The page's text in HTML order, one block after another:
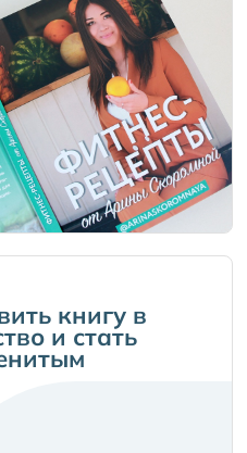
книгу в
и стать